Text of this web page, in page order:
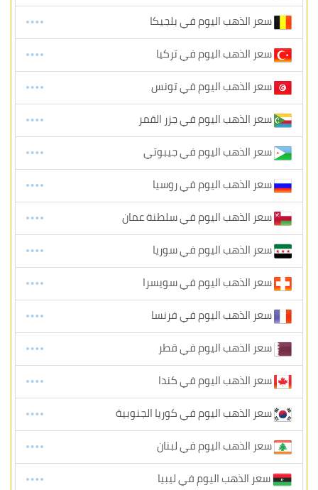
سعر الذهب اليوم في بلجيكا
سعر الذهب اليوم في تركيا
سعر الذهب اليوم في تونس
سعر الذهب اليوم في جزر القمر
سعر الذهب اليوم في جيبوتي
سعر الذهب اليوم في روسيا
سعر الذهب اليوم في سلطنة عمان
سعر الذهب اليوم في سوريا
سعر الذهب اليوم في سويسرا
سعر الذهب اليوم في فرنسا
سعر الذهب اليوم في قطر
سعر الذهب اليوم في كندا
سعر الذهب اليوم في كوريا الجنوبية
سعر الذهب اليوم في لبنان
سعر الذهب اليوم في ليبيا